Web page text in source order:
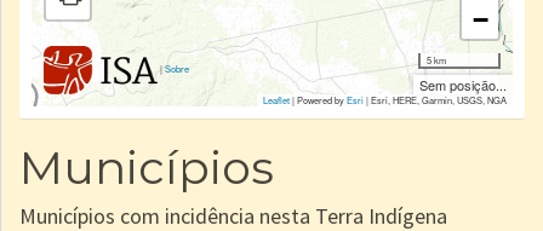
|Sobre
−
5 km
Sem posição...
Leaflet| Powered byEsri|Esri, HERE, Garmin, USGS, NGA
Municípios
Municípios com incidência nesta Terra Indígena